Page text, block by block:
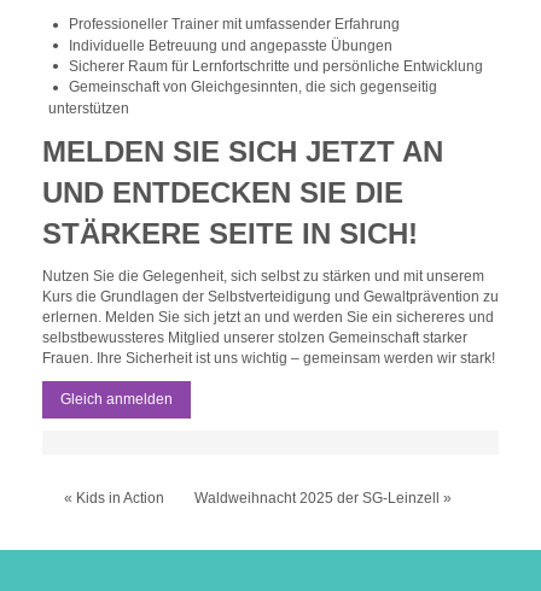
Professioneller Trainer mit umfassender Erfahrung
Individuelle Betreuung und angepasste Übungen
Sicherer Raum für Lernfortschritte und persönliche Entwicklung
Gemeinschaft von Gleichgesinnten, die sich gegenseitig
unterstützen
MELDEN SIE SICH JETZT AN
UND ENTDECKEN SIE DIE
STÄRKERE SEITE IN SICH!
Nutzen Sie die Gelegenheit, sich selbst zu stärken und mit unserem
Kurs die Grundlagen der Selbstverteidigung und Gewaltprävention zu
erlernen. Melden Sie sich jetzt an und werden Sie ein sichereres und
selbstbewussteres Mitglied unserer stolzen Gemeinschaft starker
Frauen. Ihre Sicherheit ist uns wichtig – gemeinsam werden wir stark!
Gleich anmelden
« Kids in Action Waldweihnacht 2025 der SG-Leinzell »